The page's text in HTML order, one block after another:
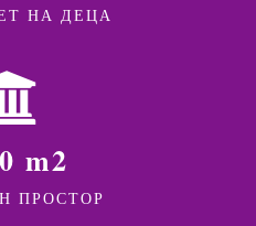
НА ДЕЦА
m2
ПРОСТОР